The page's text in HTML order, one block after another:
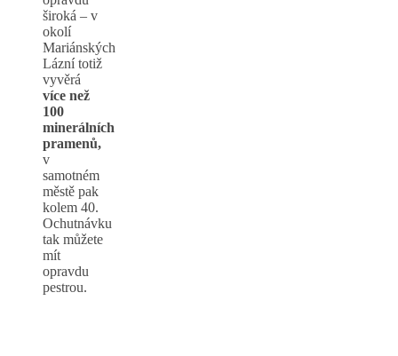
široká – v
okolí
Mariánských
Lázní totiž
vyvěrá
více než
100
minerálních
pramenů,
v
samotném
městě pak
kolem 40.
Ochutnávku
tak můžete
mít
opravdu
pestrou.